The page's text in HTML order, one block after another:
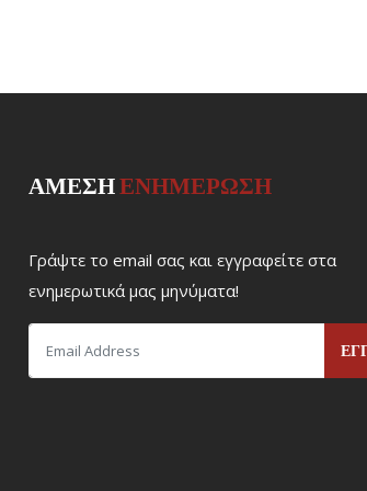
ΑΜΕΣΗΕΝΗΜΕΡΩΣΗ
Γράψτε το email σας και εγγραφείτε στα
ενημερωτικά μας μηνύματα!